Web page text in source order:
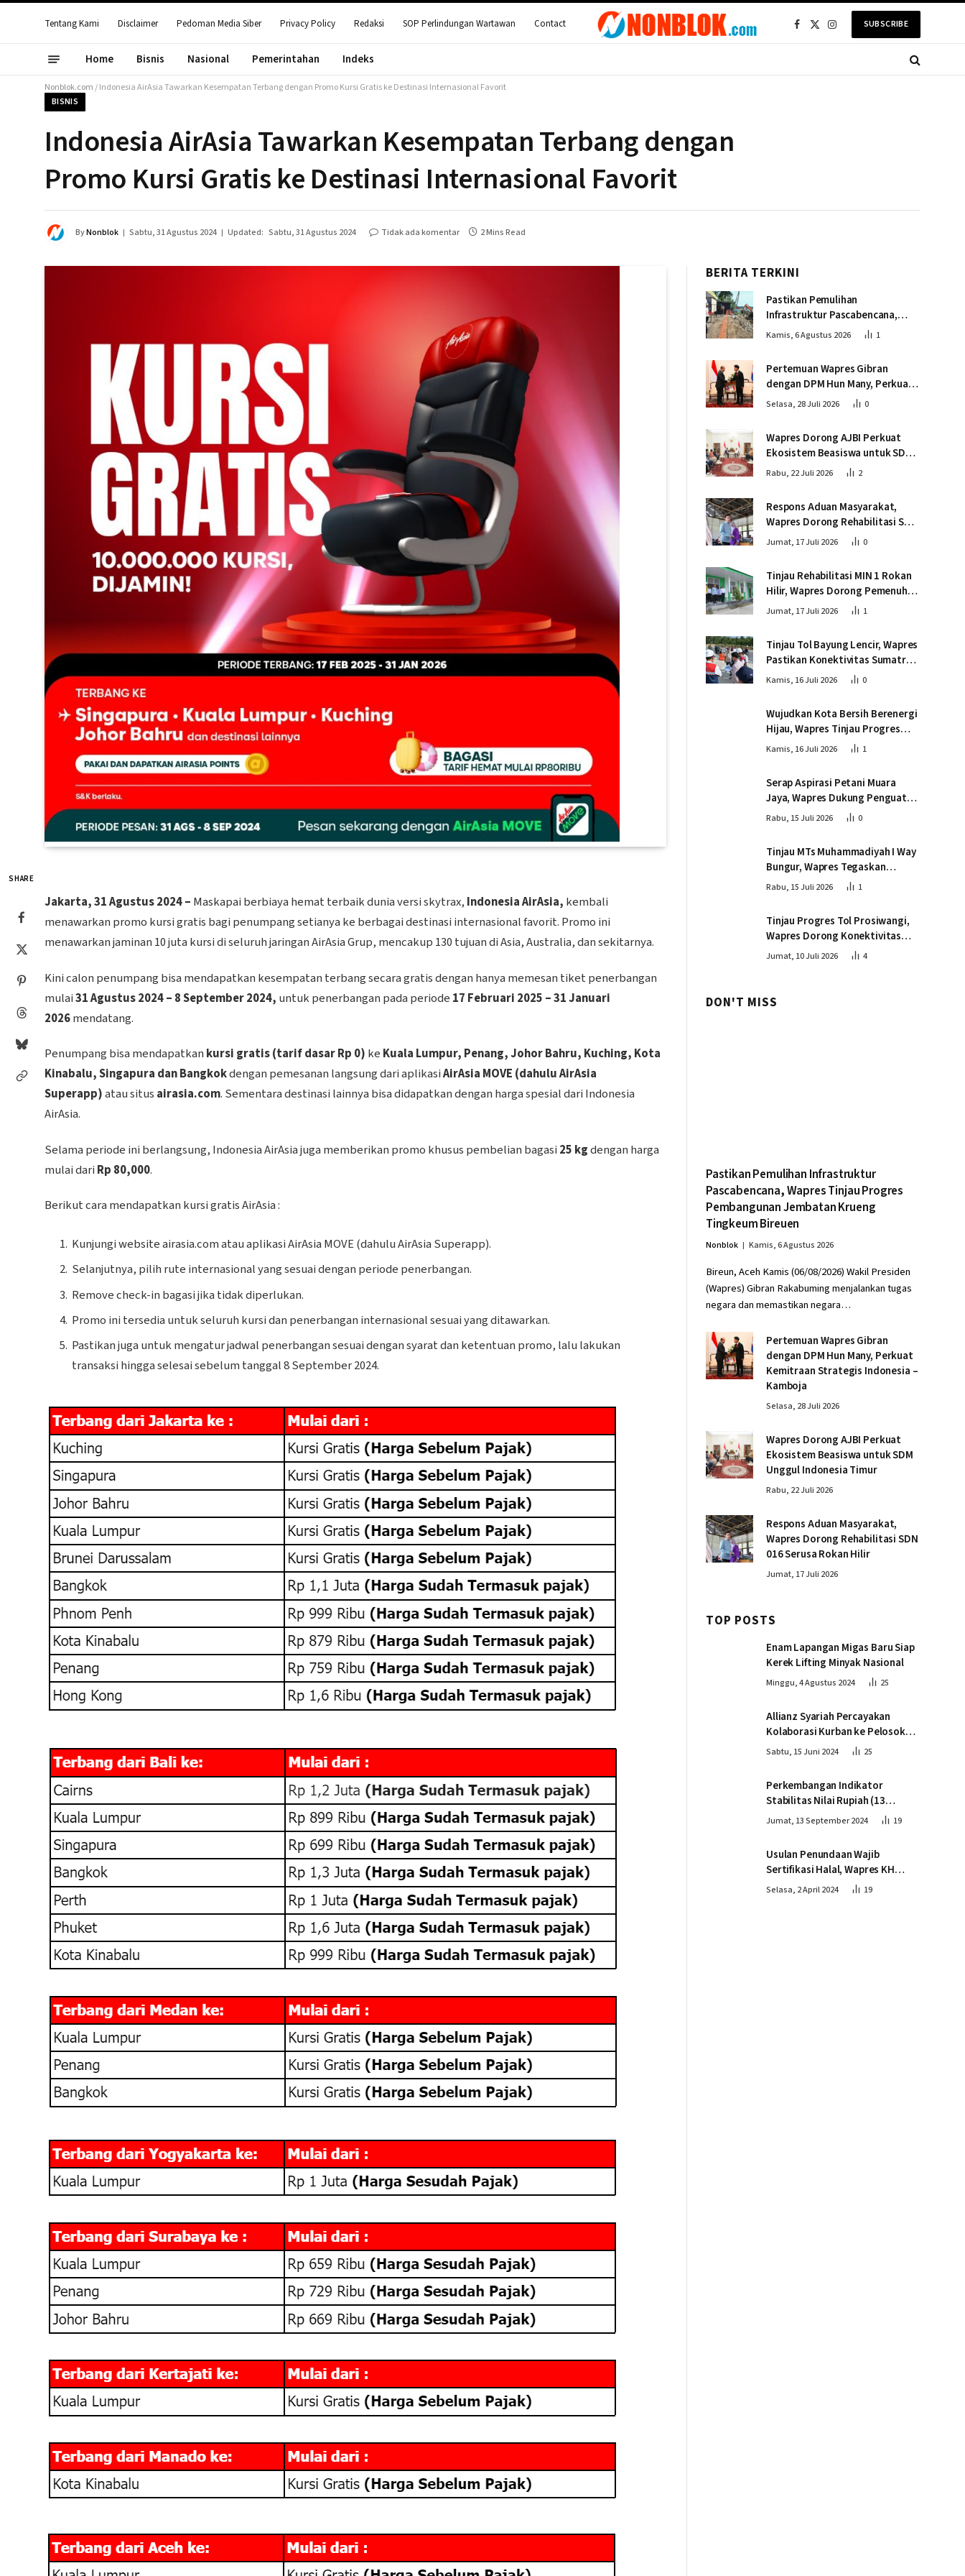
Tentang Kami Disclaimer Pedoman Media Siber Privacy Policy Redaksi SOP Perlindungan Wartawan Contact Facebook
X
InstagramSUBSCRIBE
Home Bisnis Nasional Pemerintahan Indeks
Nonblok.com/Indonesia AirAsia Tawarkan Kesempatan Terbang dengan Promo Kursi Gratis ke Destinasi Internasional Favorit
BISNIS
Indonesia AirAsia Tawarkan Kesempatan Terbang dengan
Promo Kursi Gratis ke Destinasi Internasional Favorit
ByNonblok Sabtu, 31 Agustus 2024 Updated: Sabtu, 31 Agustus 2024 Tidak ada komentar 2 Mins Read
SHARE
Jakarta, 31 Agustus 2024 – Maskapai berbiaya hemat terbaik dunia versi skytrax, Indonesia AirAsia, kembali
menawarkan promo kursi gratis bagi penumpang setianya ke berbagai destinasi internasional favorit. Promo ini
menawarkan jaminan 10 juta kursi di seluruh jaringan AirAsia Grup, mencakup 130 tujuan di Asia, Australia, dan sekitarnya.
Kini calon penumpang bisa mendapatkan kesempatan terbang secara gratis dengan hanya memesan tiket penerbangan
mulai31 Agustus 2024 – 8 September 2024, untuk penerbangan pada periode 17 Februari 2025 – 31 Januari
2026mendatang.
Penumpang bisa mendapatkan kursi gratis (tarif dasar Rp 0) ke Kuala Lumpur, Penang, Johor Bahru, Kuching, Kota
Kinabalu, Singapura dan Bangkokdengan pemesanan langsung dari aplikasiAirAsia MOVE (dahulu AirAsia
Superapp)atau situs airasia.com. Sementara destinasi lainnya bisa didapatkan dengan harga spesial dari Indonesia
AirAsia.
Selama periode ini berlangsung, Indonesia AirAsia juga memberikan promo khusus pembelian bagasi 25 kgdengan harga
mulai dari Rp 80,000.
Berikut cara mendapatkan kursi gratis AirAsia :
Kunjungi website airasia.com atau aplikasi AirAsia MOVE (dahulu AirAsia Superapp).
Selanjutnya, pilih rute internasional yang sesuai dengan periode penerbangan.
Remove check-in bagasi jika tidak diperlukan.
Promo ini tersedia untuk seluruh kursi dan penerbangan internasional sesuai yang ditawarkan.
Pastikan juga untuk mengatur jadwal penerbangan sesuai dengan syarat dan ketentuan promo, lalu lakukan
transaksi hingga selesai sebelum tanggal 8 September 2024.
BERITA TERKINI
Pastikan Pemulihan
Infrastruktur Pascabencana,
Wapres Tinjau Progres
Kamis, 6 Agustus 2026 1
Pertemuan Wapres Gibran
dengan DPM Hun Many, Perkuat
Kemitraan Strategis Indonesia –
Selasa, 28 Juli 2026 0
Wapres Dorong AJBI Perkuat
Ekosistem Beasiswa untuk SDM
Unggul Indonesia Timur
Rabu, 22 Juli 2026 2
Respons Aduan Masyarakat,
Wapres Dorong Rehabilitasi SDN
016 Serusa Rokan Hilir
Jumat, 17 Juli 2026 0
Tinjau Rehabilitasi MIN 1 Rokan
Hilir, Wapres Dorong Pemenuhan
Sarana Prasarana Pendidikan
Jumat, 17 Juli 2026 1
Tinjau Tol Bayung Lencir, Wapres
Pastikan Konektivitas Sumatra
Berjalan Optimal
Kamis, 16 Juli 2026 0
Wujudkan Kota Bersih Berenergi
Hijau, Wapres Tinjau Progres
Pembangunan PSEL di
Kamis, 16 Juli 2026 1
Serap Aspirasi Petani Muara
Jaya, Wapres Dukung Penguatan
Ekosistem Singkong untuk
Rabu, 15 Juli 2026 0
Tinjau MTs Muhammadiyah I Way
Bungur, Wapres Tegaskan
Pembangunan SDM Harus
Rabu, 15 Juli 2026 1
Tinjau Progres Tol Prosiwangi,
Wapres Dorong Konektivitas
dan Pertumbuhan Ekonomi
Jumat, 10 Juli 2026 4
DON'T MISS
Pastikan Pemulihan Infrastruktur
Pascabencana, Wapres Tinjau Progres
Pembangunan Jembatan Krueng
Tingkeum Bireuen
Nonblok Kamis, 6 Agustus 2026
Bireun, Aceh Kamis (06/08/2026) Wakil Presiden
(Wapres) Gibran Rakabuming menjalankan tugas
negara dan memastikan negara…
Pertemuan Wapres Gibran
dengan DPM Hun Many, Perkuat
Kemitraan Strategis Indonesia –
Kamboja
Selasa, 28 Juli 2026
Wapres Dorong AJBI Perkuat
Ekosistem Beasiswa untuk SDM
Unggul Indonesia Timur
Rabu, 22 Juli 2026
Respons Aduan Masyarakat,
Wapres Dorong Rehabilitasi SDN
016 Serusa Rokan Hilir
Jumat, 17 Juli 2026
TOP POSTS
Enam Lapangan Migas Baru Siap
Kerek Lifting Minyak Nasional
Minggu, 4 Agustus 2024 25
Allianz Syariah Percayakan
Kolaborasi Kurban ke Pelosok
Negeri bersama Dompet Dhuafa
Sabtu, 15 Juni 2024 25
Perkembangan Indikator
Stabilitas Nilai Rupiah (13
September 2024)
Jumat, 13 September 2024 19
Usulan Penundaan Wajib
Sertifikasi Halal, Wapres KH
Ma’ruf Amin: Proses Tetap
Selasa, 2 April 2024 19